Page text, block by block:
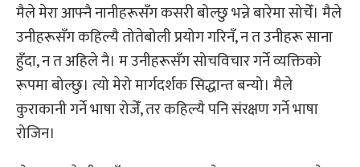
मैले मेरा आफ्नै नानीहरूसँग कसरी बोल्छु भन्ने बारेमा सोचेँ। मैले
उनीहरूसँग कहिल्यै तोतेबोली प्रयोग गरिनँ, न त उनीहरू साना
हुँदा, न त अहिले नै। म उनीहरूसँग सोचविचार गर्ने व्यक्तिको
रूपमा बोल्छु। त्यो मेरो मार्गदर्शक सिद्धान्त बन्यो। मैले
कुराकानी गर्ने भाषा रोजेँ, तर कहिल्यै पनि संरक्षण गर्ने भाषा
रोजिन।